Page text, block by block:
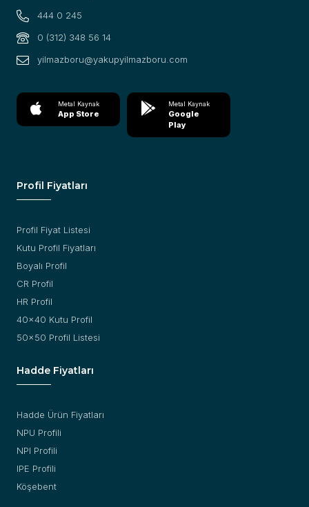
444 0 245
0 (312) 348 56 14
yilmazboru@yakupyilmazboru.com
Metal Kaynak
App Store
Metal Kaynak
Google
Play
Profil Fiyatları
Profil Fiyat Listesi
Kutu Profil Fiyatları
Boyalı Profil
CR Profil
HR Profil
40x40 Kutu Profil
50x50 Profil Listesi
Hadde Fiyatları
Hadde Ürün Fiyatları
NPU Profili
NPI Profili
IPE Profili
Köşebent